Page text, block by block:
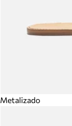
Metalizado